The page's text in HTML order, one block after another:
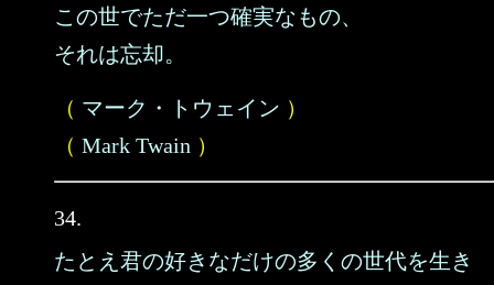
この世でただ一つ確実なもの、
それは忘却。
（ マーク・トウェイン ）
（ Mark Twain ）
34.
たとえ君の好きなだけの多くの世代を生き